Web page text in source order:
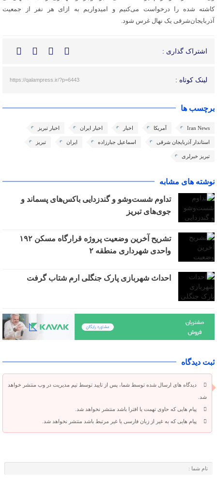
کاشته شده را درخواست می‌کنیم و امیدواریم به ازای هر نفر از جمعیت
آذربایجان‌شرقی یک نهال غرس شود.
اشتراک گذاری :
لینک کوتاه : https://qalampress.ir/?p=6443
برچسب ها
Iran News آمریکا اخبار اخبار ایران اخبار تبریز
استاندار آذربایجان شرقی اسماعیل جبارزاده ایران تبریز
تبریز خبرلری
نوشته های مشابه
تداوم شست‌وشو و گندزدایی باکس‌های پسماند و
جوی‌های تبریز
تشریح آخرین وضعیت پروژه قرارگاه مسکن ۱۹۲
واحدی شهرداری منطقه ۲
احداث شهربازی پارک جنگلی ارم شتاب گرفت
ثبت دیدگاه
دیدگاه های ارسال شده توسط شما، پس از تایید توسط تیم مدیریت در وب منتشر خواهد
شد.
پیام هایی که حاوی تهمت یا افترا باشد منتشر نخواهد شد.
پیام هایی که به غیر از زبان فارسی یا غیر مرتبط باشد منتشر نخواهد شد.